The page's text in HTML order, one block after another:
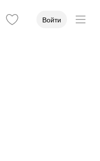
Войти